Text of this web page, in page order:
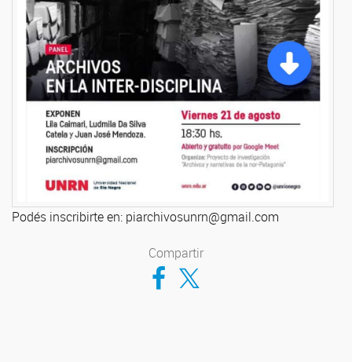
Podés inscribirte en: piarchivosunrn@gmail.com
Compartir
Compartir en Facebook
Compartir en Twitter